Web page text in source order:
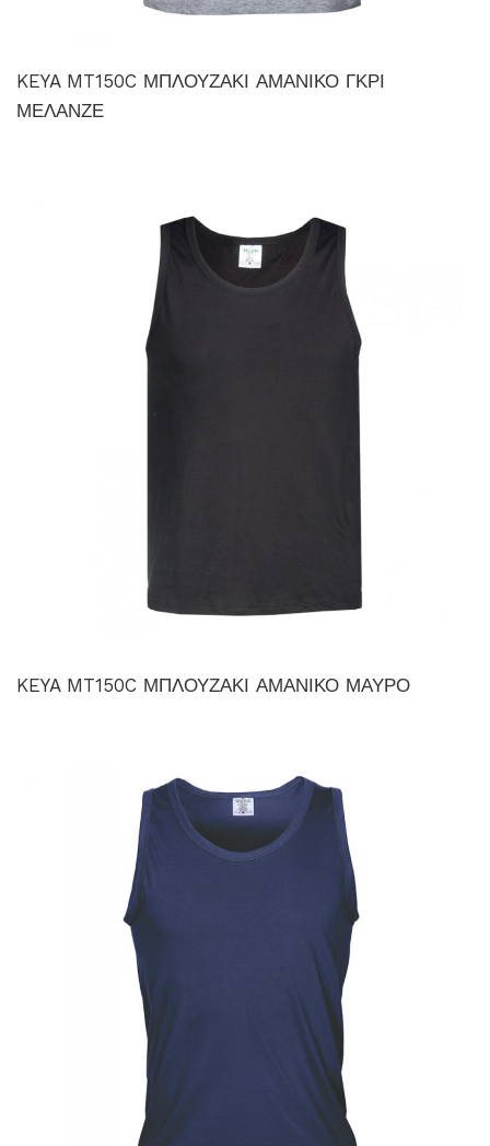
KEYA MT150C ΜΠΛΟΥΖΑΚΙ ΑΜΑΝΙΚΟ ΓΚΡΙ
ΜΕΛΑΝΖΕ
KEYA MT150C ΜΠΛΟΥΖΑΚΙ ΑΜΑΝΙΚΟ ΜΑΥΡΟ